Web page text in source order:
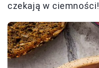
czekają w ciemności!